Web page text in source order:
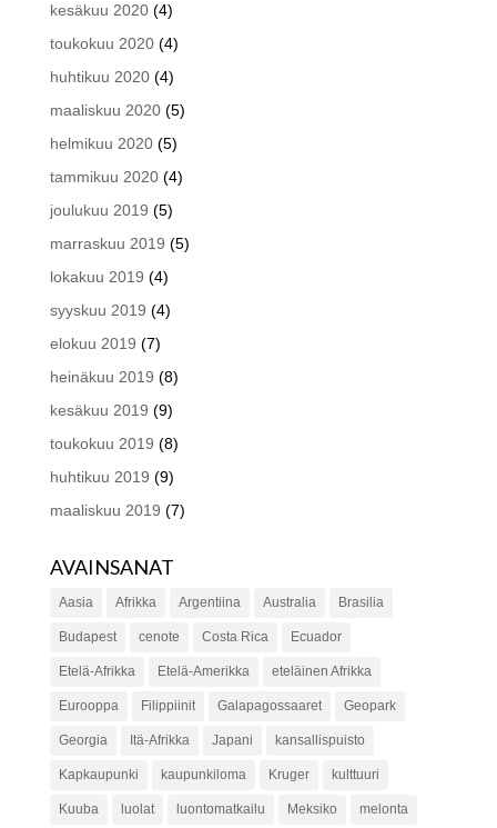
kesäkuu 2020(4)
toukokuu 2020(4)
huhtikuu 2020(4)
maaliskuu 2020(5)
helmikuu 2020(5)
tammikuu 2020(4)
joulukuu 2019 (5)
marraskuu 2019 (5)
lokakuu 2019 (4)
syyskuu 2019 (4)
elokuu 2019 (7)
heinäkuu 2019 (8)
kesäkuu 2019 (9)
toukokuu 2019 (8)
huhtikuu 2019 (9)
maaliskuu 2019 (7)
AVAINSANAT
Aasia Afrikka Argentiina Australia Brasilia
Budapest cenote Costa Rica Ecuador
Etelä-Afrikka Etelä-Amerikka eteläinen Afrikka
Eurooppa Filippiinit Galapagossaaret Geopark
Georgia Itä-Afrikka Japani kansallispuisto
Kapkaupunki kaupunkiloma Kruger kulttuuri
Kuuba luolat luontomatkailu Meksiko melonta